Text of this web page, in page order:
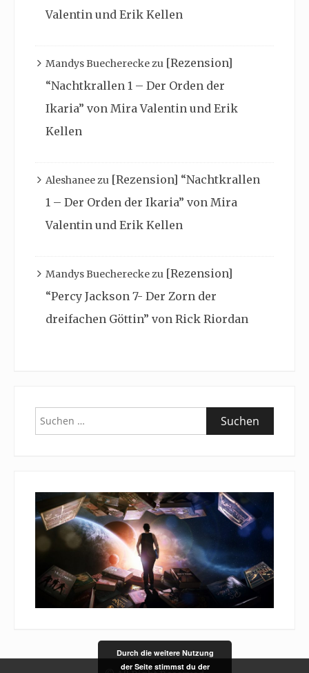
Valentin und Erik Kellen
Mandys Buechereckezu [Rezension]
“Nachtkrallen 1 – Der Orden der
Ikaria” von Mira Valentin und Erik
Kellen
Aleshaneezu [Rezension] “Nachtkrallen
1 – Der Orden der Ikaria” von Mira
Valentin und Erik Kellen
Mandys Buechereckezu [Rezension]
“Percy Jackson 7- Der Zorn der
dreifachen Göttin” von Rick Riordan
Suchen
nach:
Durch die weitere Nutzung
der Seite stimmst du der